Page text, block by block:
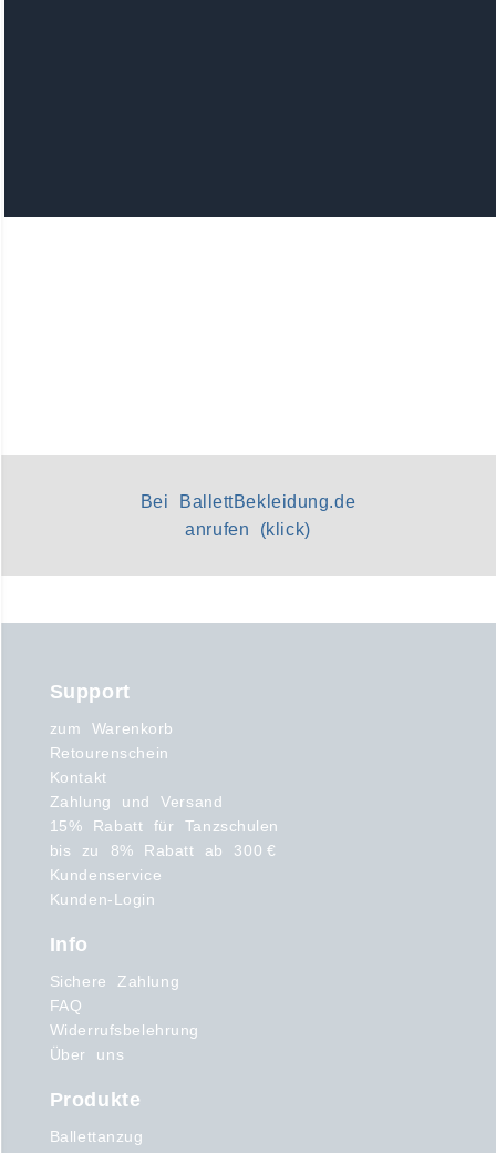
Bei BallettBekleidung.de
anrufen (klick)
Support
zum Warenkorb
Retourenschein
Kontakt
Zahlung und Versand
15% Rabatt für Tanzschulen
bis zu 8% Rabatt ab 300 €
Kundenservice
Kunden-Login
Info
Sichere Zahlung
FAQ
Widerrufsbelehrung
Über uns
Produkte
Ballettanzug